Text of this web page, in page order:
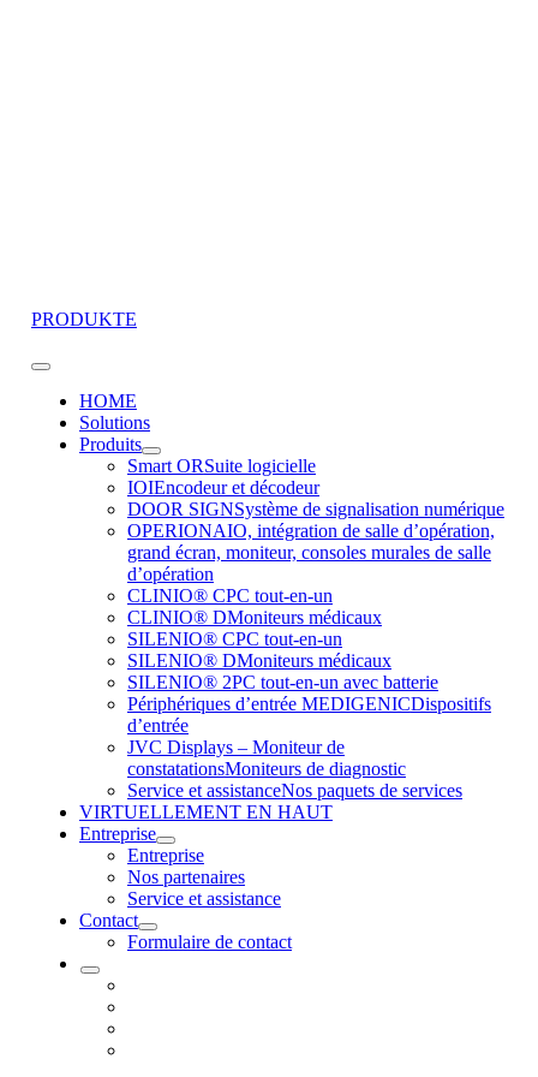
PRODUKTE
Toggle
Navigation
HOME
Solutions
Produits
Smart ORSuite logicielle
IOIEncodeur et décodeur
DOOR SIGNSystème de signalisation numérique
OPERIONAIO, intégration de salle d’opération,
grand écran, moniteur, consoles murales de salle
d’opération
CLINIO® CPC tout-en-un
CLINIO® DMoniteurs médicaux
SILENIO® CPC tout-en-un
SILENIO® DMoniteurs médicaux
SILENIO® 2PC tout-en-un avec batterie
Périphériques d’entrée MEDIGENICDispositifs
d’entrée
JVC Displays – Moniteur de
constatationsMoniteurs de diagnostic
Service et assistanceNos paquets de services
VIRTUELLEMENT EN HAUT
Entreprise
Entreprise
Nos partenaires
Service et assistance
Contact
Formulaire de contact